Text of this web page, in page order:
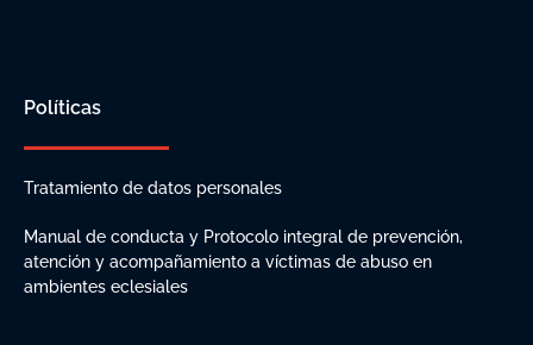
Políticas
Tratamiento de datos personales
Manual de conducta y Protocolo integral de prevención,
atención y acompañamiento a víctimas de abuso en
ambientes eclesiales